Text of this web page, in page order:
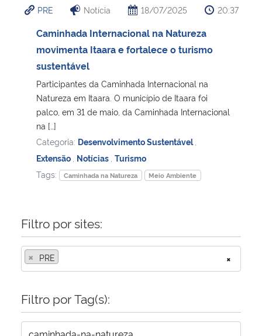
Ministério da Cidadania
Ministério de Minas e Energia
Ministério da Ciência, Tecnologia, Inovações e Comunicações
Ministério do Turismo
Controladoria-Geral da União
Ministério da Mulher, da Família e dos Direitos Humanos
Secretaria de Governo
PRE Notícia 18/07/2025 20:37
Caminhada Internacional na Natureza
movimenta Itaara e fortalece o turismo
sustentável
Participantes da Caminhada Internacional na
Natureza em Itaara. O município de Itaara foi
palco, em 31 de maio, da Caminhada Internacional
na […]
Categoria: Desenvolvimento Sustentável
Extensão Notícias Turismo
Tags:
Caminhada na Natureza Meio Ambiente
Filtro por sites:
×
× PRE
Filtro por Tag(s):